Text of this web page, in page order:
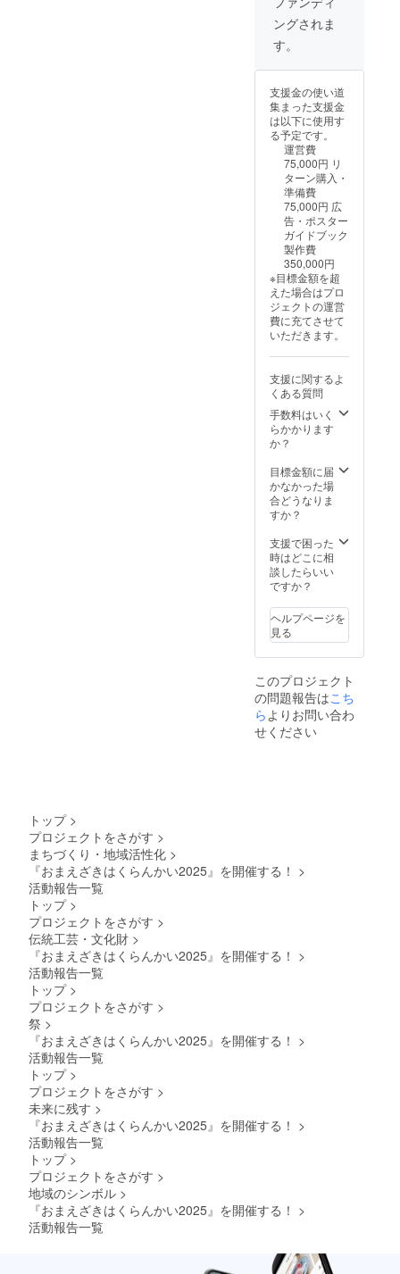
望され
るお名
ださ
い。 ・
2万円広
告サイ
ズは、
名刺サ
イズに
なりま
す。後
日、こ
ちらか
ら連絡
致しま
すの
で、広
告内容
をご用
意くだ
さい。
らんか
い２０
ドブッ
続する
限り ・
掲載方
法：お
名前の
み ※支
援時、
必ず備
考欄に
希望さ
れるお
名前を
ご記入
くださ
い。 ＜
ご紹介
ショー
トムー
ビー＞
は後日
打ち合
わせさ
せてい
ただき
・ムー
ビー紹
介方
法 公
スタグ
ラムに
掲載し
ます。
期間：
Instagr
amアカ
ウント
する限
り ※市
外の方
は、ご
自身で
ングされま
す。
支援金の使い道
集まった支援金
は以下に使用す
る予定です。
運営費
75,000円 リ
ターン購入・
準備費
75,000円 広
告・ポスター
ガイドブック
製作費
350,000円
※目標金額を超
えた場合はプロ
ジェクトの運営
費に充てさせて
いただきます。
支援に関するよ
くある質問
手数料はいく
らかかります
か？
目標金額に届
かなかった場
合どうなりま
すか？
支援で困った
時はどこに相
談したらいい
ですか？
ヘルプページを
見る
このプロジェクト
の問題報告はこち
らよりお問い合わ
せください
トップ >
プロジェクトをさがす >
まちづくり・地域活性化 >
『おまえざきはくらんかい2025』を開催する！ >
活動報告一覧
トップ >
プロジェクトをさがす >
伝統工芸・文化財 >
『おまえざきはくらんかい2025』を開催する！ >
活動報告一覧
トップ >
プロジェクトをさがす >
祭 >
『おまえざきはくらんかい2025』を開催する！ >
活動報告一覧
トップ >
プロジェクトをさがす >
未来に残す >
『おまえざきはくらんかい2025』を開催する！ >
活動報告一覧
トップ >
プロジェクトをさがす >
地域のシンボル >
『おまえざきはくらんかい2025』を開催する！ >
活動報告一覧